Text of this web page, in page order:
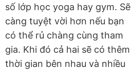
số lớp học yoga hay gym. Sẽ
càng tuyệt vời hơn nếu bạn
có thể rủ chàng cùng tham
gia. Khi đó cả hai sẽ có thêm
thời gian bên nhau và nhiều